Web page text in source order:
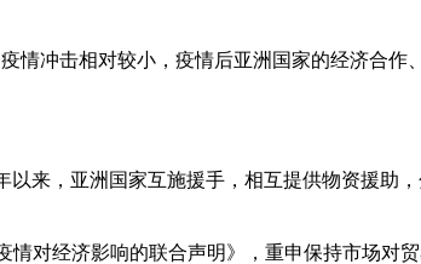
冲击相对较小，疫情后亚洲国家的经济合作
，亚洲国家互施援手，相互提供物资援助，
经济影响的联合声明》，重申保持市场对